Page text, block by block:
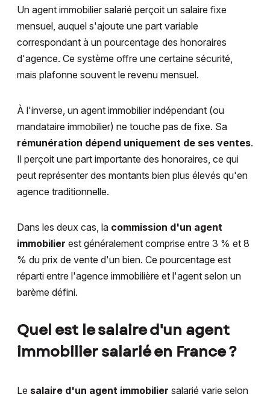
Un agent immobilier salarié perçoit un salaire fixe
mensuel, auquel s'ajoute une part variable
correspondant à un pourcentage des honoraires
d'agence. Ce système offre une certaine sécurité,
mais plafonne souvent le revenu mensuel.
À l'inverse, un agent immobilier indépendant (ou
mandataire immobilier) ne touche pas de fixe. Sa
rémunération dépend uniquement de ses ventes.
Il perçoit une part importante des honoraires, ce qui
peut représenter des montants bien plus élevés qu'en
agence traditionnelle.
Dans les deux cas, la commission d'un agent
immobilier est généralement comprise entre 3 % et 8
% du prix de vente d'un bien. Ce pourcentage est
réparti entre l'agence immobilière et l'agent selon un
barème défini.
Quel est le salaire d'un agent
immobilier salarié en France ?
Le salaire d'un agent immobilier salarié varie selon